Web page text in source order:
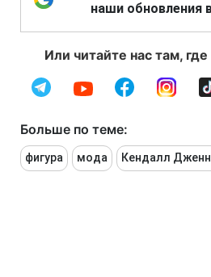
наши обновления
Или читайте нас там,
Больше по теме:
фигура мода Кендалл